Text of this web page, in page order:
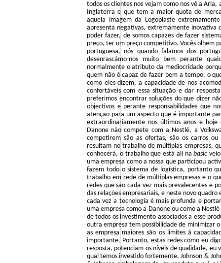
todos os clientes nos vejam como nos vê a
Inglaterra e que tem a maior quota de
aquela imagem da Logoplaste
apresenta negativas, extremamente inovativa
poder fazer, de somos capazes de fazer
preço, ter um preço competitivo. Vocês olhem
portuguesa, nós quando falamos dos
desenrascámo-nos muito bem perante
normalmente o atributo da mediocridade
quem não é capaz de fazer bem a tempo, o
como eles dizem, a capacidade de nos
confortáveis com essa situação e dar
preferimos encontrar soluções do que dizer
objectivos e perante responsabilidades que
atenção para um aspecto que é importante
extraordinariamente nos últimos anos e
Danone não compete com a Nestlé, a
competirem são as ofertas, são os carros
resultam no trabalho de múltiplas empresas,
conhecerá, o trabalho que está ali nabasic
uma empresa como a nossa que participou
fazem todo o sistema de logística, portanto
trabalho em rede de múltiplas empresas e o
redes que são cada vez mais prevalecentes e
das relações empresariais, e neste novo quadro
cada vez a tecnologia é mais profunda e
uma empresa como a Danone ou como a
de todos os investimento associados a esse
outra empresa tem possibilidade de minimizar
as empresa maiores são os limites á
importante. Portanto, estas redes como eu
resposta, potenciam os níveis de qualidade, eu
qual temos investido fortemente, Johnson &